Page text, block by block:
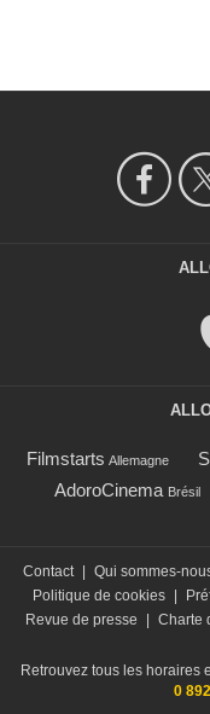
Filmstarts Allemagne
AdoroCinema Brésil
Contact Qui sommes-
Politique de cookies
Revue de presse
Charte
Retrouvez tous les horaires
0